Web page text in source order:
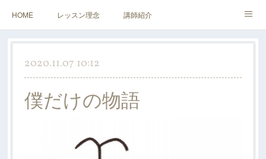
HOME レッスン理念 講師紹介
レッスンについて アクセス&お問い合わせ
2020.11.07 10:12
僕だけの物語